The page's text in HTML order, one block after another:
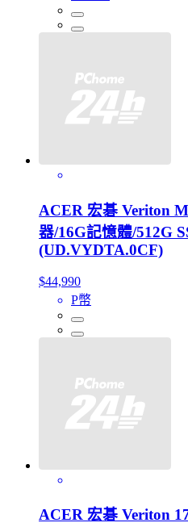
ACER 宏碁 Veriton
器/16G記憶體/512G
(UD.VYDTA.0CF)
$44,990
P幣
ACER 宏碁 Veriton